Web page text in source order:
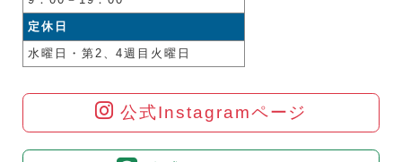
定休日
水曜日・第2、4週目火曜日
公式Instagramページ